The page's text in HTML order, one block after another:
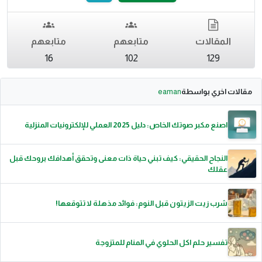
المقالات
129
متابعهم
102
متابعهم
16
مقالات اخري بواسطةeaman
اصنع مكبر صوتك الخاص: دليل 2025 العملي للإلكترونيات المنزلية
النجاح الحقيقي: كيف تبني حياة ذات معنى وتحقق أهدافك بروحك قبل
عقلك
شرب زيت الزيتون قبل النوم: فوائد مذهلة لا تتوقعها!
تفسير حلم اكل الحلوي في المنام للمتزوجة